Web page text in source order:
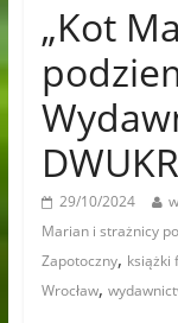
„Kot
29/10/2024
Marian i strażnicy
Zapotoczny, książki
Wrocław,